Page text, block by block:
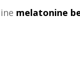
melatonine